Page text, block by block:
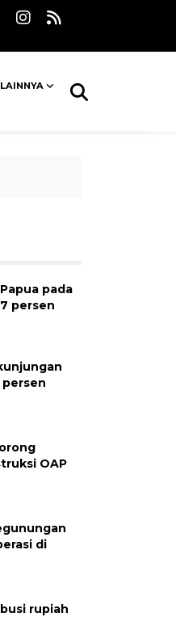
LAINNYA
pada
persen
persen
OAP
di
rupiah